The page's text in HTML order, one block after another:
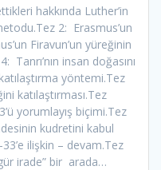
hakkında Luther’in
2: Erasmus’un
Firavun’un yüreğinin
Tanrı’nın insan doğasını
katılaştırma yöntemi.Tez
katılaştırması.Tez
yorumlayış biçimi.Tez
kudretini kabul
ilişkin – devam.Tez
irade” bir arada…